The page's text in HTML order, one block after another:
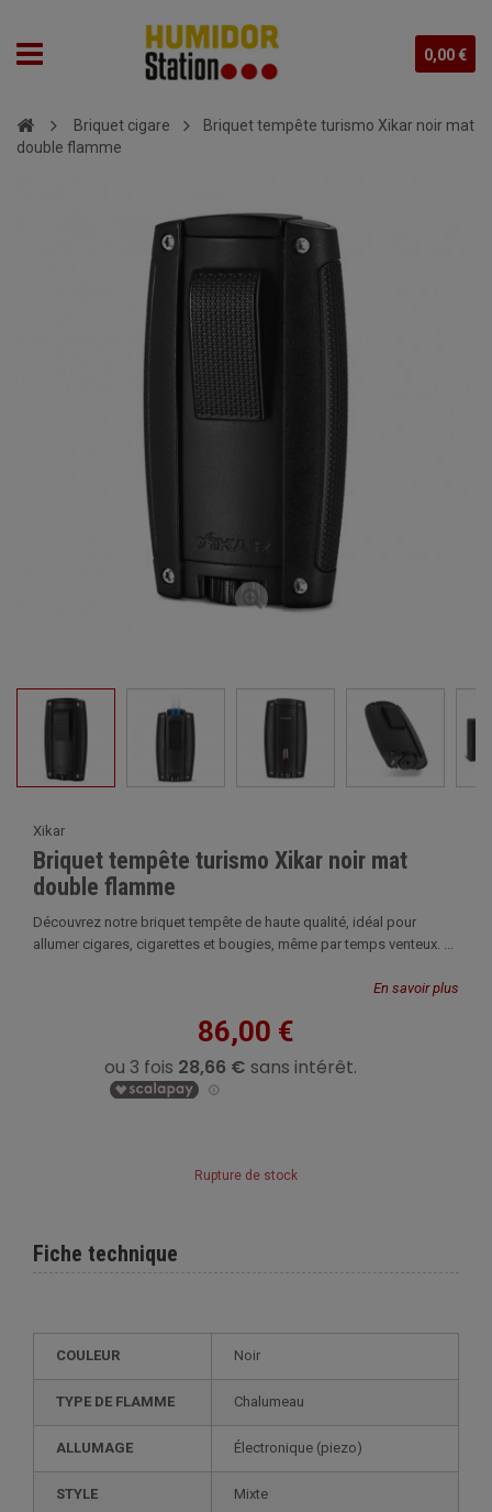
0,00 €
Briquet cigare
Briquet tempête turismo Xikar noir mat
double flamme
Xikar
Briquet tempête turismo Xikar noir mat
double flamme
Découvrez notre briquet tempête de haute qualité, idéal pour
allumer cigares, cigarettes et bougies, même par temps venteux. ...
En savoir plus
86,00 €
Rupture de stock
Fiche technique
COULEUR Noir
TYPE DE FLAMME Chalumeau
ALLUMAGE électronique (piezo)
STYLE mixte